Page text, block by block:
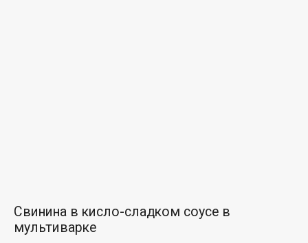
Свинина в кисло-сладком соусе в
мультиварке